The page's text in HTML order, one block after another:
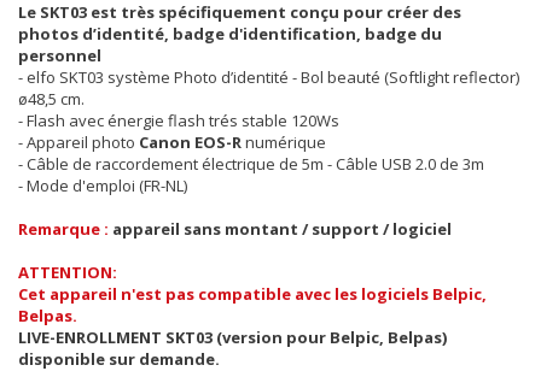
Le SKT03 est très spécifiquement conçu pour créer des
photos d’identité, badge d'identification, badge du
personnel
- elfo SKT03 système Photo d’identité - Bol beauté (Softlight reflector)
ø48,5 cm.
- Flash avec énergie flash trés stable 120Ws
- Appareil photo Canon EOS-Rnumérique
- Câble de raccordement électrique de 5m - Câble USB 2.0 de 3m
- Mode d'emploi (FR-NL)
Remarque : appareil sans montant / support / logiciel
ATTENTION:
Cet appareil n'est pas compatible avec les logiciels Belpic,
Belpas.
LIVE-ENROLLMENT SKT03 (version pour Belpic, Belpas)
disponible sur demande.